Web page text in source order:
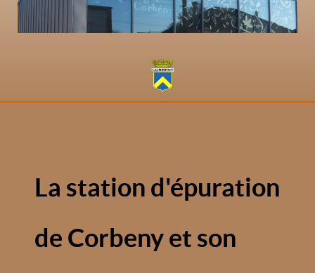
La station d'épuration
de Corbeny et son